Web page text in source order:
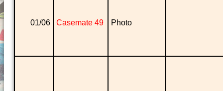
01/06 Casemate 49 Photo